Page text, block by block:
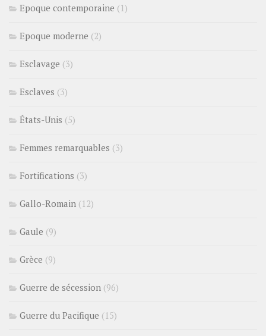
Epoque contemporaine (1)
Epoque moderne (2)
Esclavage (3)
Esclaves (3)
États-Unis (5)
Femmes remarquables (3)
Fortifications (3)
Gallo-Romain (12)
Gaule (9)
Grèce (9)
Guerre de sécession (96)
Guerre du Pacifique (15)